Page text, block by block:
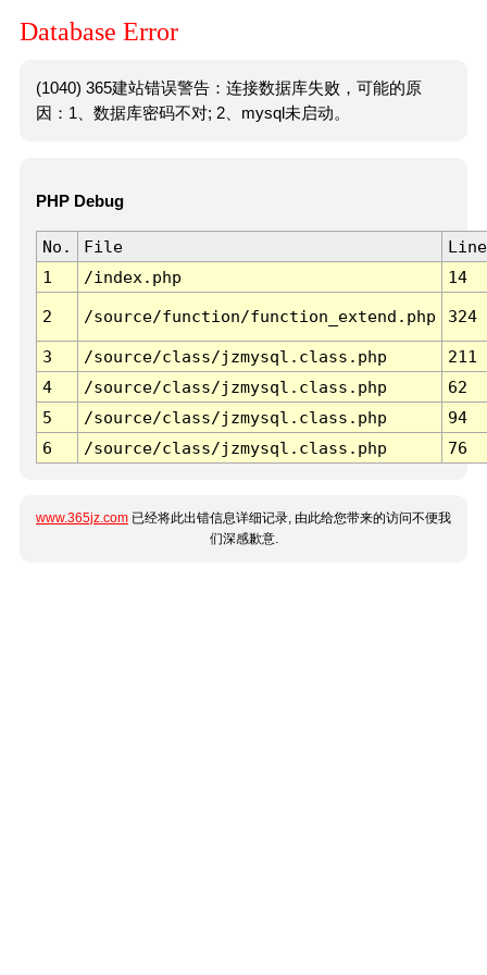
Database Error
(1040) 365建站错误警告：连接数据库失败，可能的原
因：1、数据库密码不对; 2、mysql未启动。
PHP Debug
No. File
Line
1
/index.php 14
2 /source/function/function_extend.php 324
3 /source/class/jzmysql.class.php
211
4
/source/class/jzmysql.class.php
62
5
/source/class/jzmysql.class.php
94
6
/source/class/jzmysql.class.php 76
www.365jz.com 已经将此出错信息详细记录, 由此给您带来的访问不便我
们深感歉意.